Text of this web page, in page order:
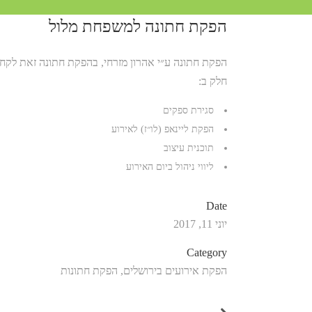
הפקת חתונה למשפחת מלול
הפקת חתונה ע״י אהרון מזרחי, בהפקת חתונה זאת
חלק ב:
סגירת ספקים
הפקת ליינאפ (לו״ז) לאירוע
תוכנית עיצוב
ליווי ניהול ביום האירוע
Date
יוני 11, 2017
Category
הפקת אירועים בירושלים, הפקת חתונות